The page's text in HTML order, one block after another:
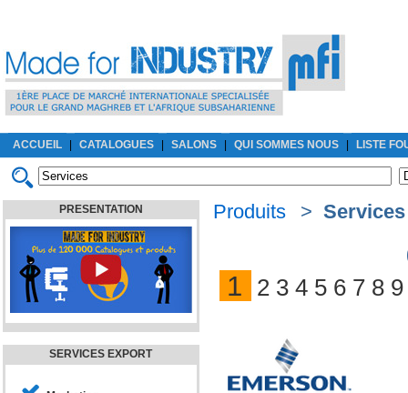
ACCUEIL CATALOGUES SALONS QUI SOMMES NOUS LISTE
PRESENTATION
SERVICES EXPORT
Produits > Services
1 2 3 4 5 6 7 8 9